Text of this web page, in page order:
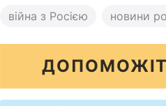
війна з Росією новини